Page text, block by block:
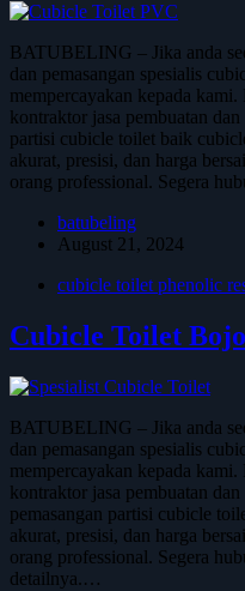
BATUBELING – Jika anda
dan pemasangan spesialis
mempercayakan kepada
kontraktor jasa pembuatan dan
partisi cubicle toilet baik
akurat, presisi, dan harga
orang professional. Segera
batubeling
August 21, 2024
cubicle toilet phenolic
Cubicle Toilet
BATUBELING – Jika anda
dan pemasangan spesialis
mempercayakan kepada
kontraktor jasa pembuatan dan
pemasangan partisi cubicle
akurat, presisi, dan harga
orang professional. Segera
detailnya.…